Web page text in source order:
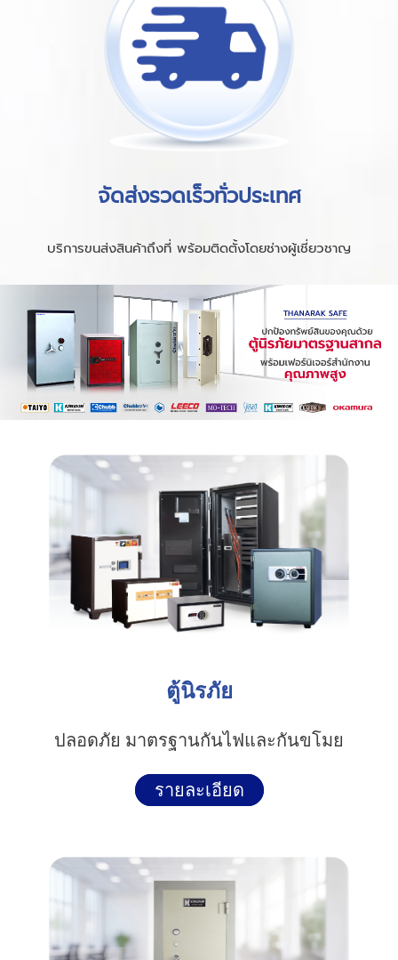
จัดส่งรวดเร็วทั่วประเทศ
บริการขนส่งสินค้าถึงที่ พร้อมติดตั้งโดยช่างผู้เชี่ยวชาญ
ตู้นิรภัย
ปลอดภัย มาตรฐานกันไฟและกันขโมย
รายละเอียด